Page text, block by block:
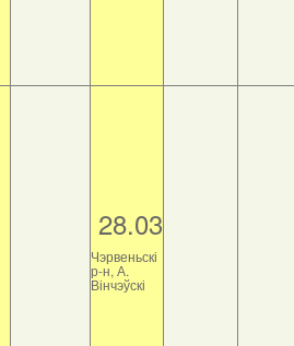
28.03
Чэрвеньскі
р-н, А.
Вінчэўскі